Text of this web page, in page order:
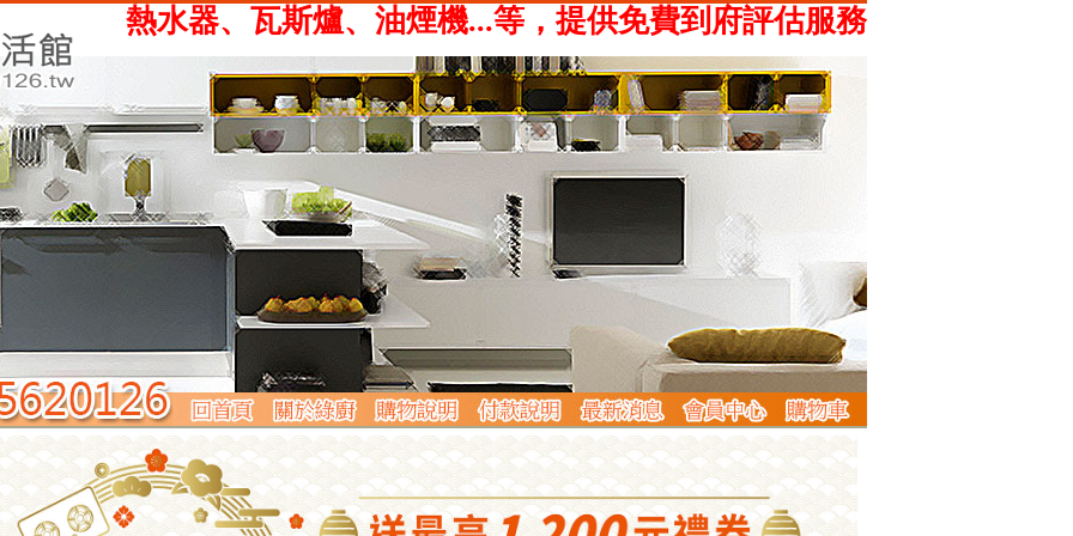
瓦斯爐、油煙機...等，提供免費到府評估服務